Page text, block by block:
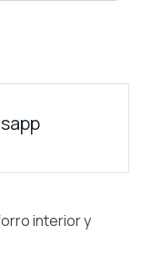
interior y